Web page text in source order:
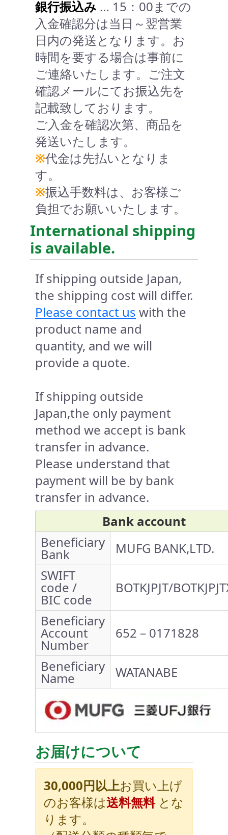
銀行振込み … 15：00までの
入金確認分は当日～翌営業
日内の発送となります。お
時間を要する場合は事前に
ご連絡いたします。ご注文
確認メールにてお振込先を
記載致しております。
ご入金を確認次第、商品を
発送いたします。
※代金は先払いとなりま
す。
※振込手数料は、お客様ご
負担でお願いいたします。
International shipping
is available.
If shipping outside Japan,
the shipping cost will differ.
Please contact us with the
product name and
quantity, and we will
provide a quote.
If shipping outside
Japan,the only payment
method we accept is bank
transfer in advance.
Please understand that
payment will be by bank
transfer in advance.
Bank account
Beneficiary
Bank
MUFG BANK,LTD.
SWIFT
code /
BIC code
BOTKJPJT/
Beneficiary
Account
Number
652－0171828
Beneficiary
Name WATANABE
お届けについて
30,000円以上お買い上げ
のお客様は送料無料とな
ります。